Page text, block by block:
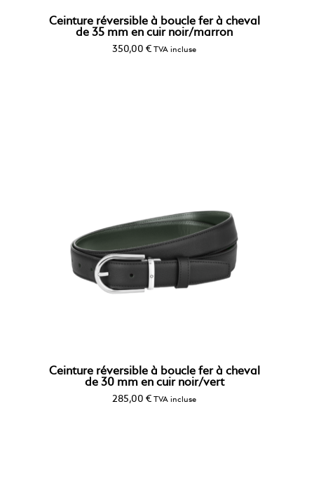
Ceinture réversible à boucle fer à cheval
de 35 mm en cuir noir/marron
350,00 € TVA incluse
Ceinture réversible à boucle fer à cheval
de 30 mm en cuir noir/vert
285,00 € TVA incluse